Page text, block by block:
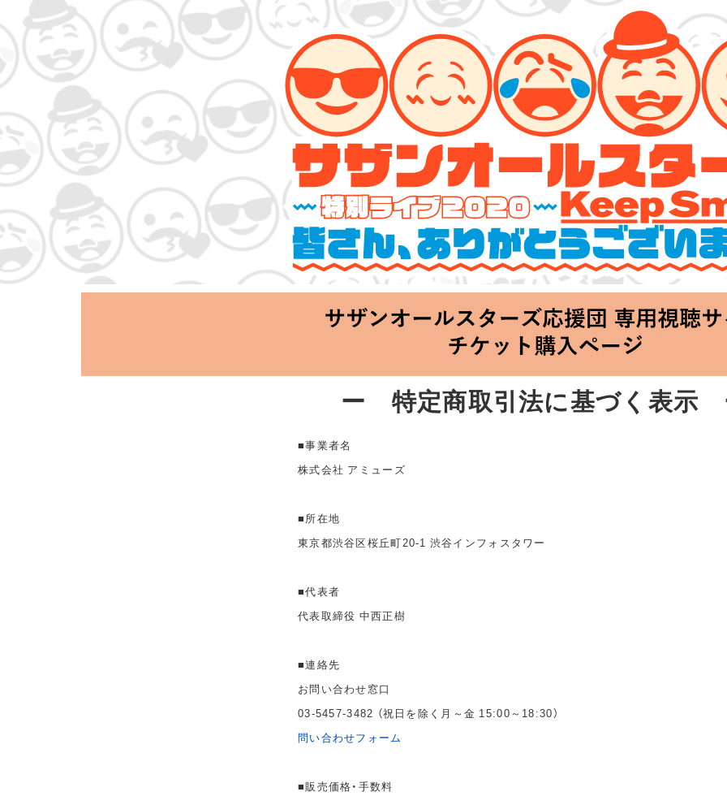
サザンオールスターズ 特別ライブ 2020
「Keep Smilin’～皆さん、ありがとうございます!!～」
2020.06.25 Thu 20:00 Start at 横浜アリーナ
ー 特定商取引法に基づく表示
■事業者名
株式会社 アミューズ
■所在地
東京都渋谷区桜丘町20-1 渋谷インフォスタワー
■代表者
代表取締役 中西正樹
■連絡先
お問い合わせ窓口
03-5457-3482 （祝日を除く月～金 15:00～18:30）
問い合わせフォーム
■販売価格・手数料